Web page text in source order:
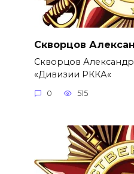
Скворцов
Скворцов
«Дивизии РККА«
0 515